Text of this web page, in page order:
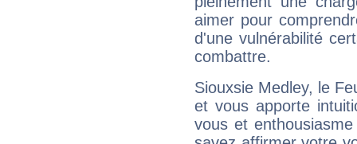
aimer pour
d'une vulnérabilité
combattre.
Siouxsie Medley, le
et vous apporte
vous et